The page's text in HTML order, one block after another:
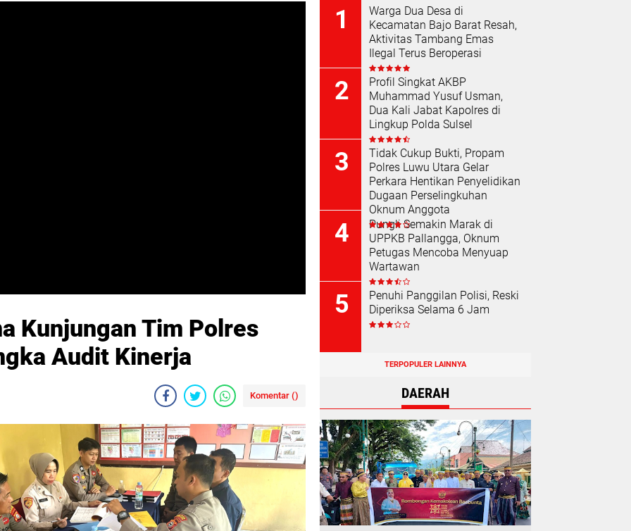
Kunjungan Tim Polres
Audit Kinerja
Komentar ()
Warga Dua Desa di
Kecamatan Bajo Barat Resah,
Aktivitas Tambang Emas
Ilegal Terus Beroperasi
Profil Singkat AKBP
Muhammad Yusuf Usman,
Dua Kali Jabat Kapolres di
Lingkup Polda Sulsel
Tidak Cukup Bukti, Propam
Polres Luwu Utara Gelar
Perkara Hentikan Penyelidikan
Dugaan Perselingkuhan
Oknum Anggota
Pungli Semakin Marak di
UPPKB Pallangga, Oknum
Petugas Mencoba Menyuap
Wartawan
Penuhi Panggilan Polisi, Reski
Diperiksa Selama 6 Jam
TERPOPULER LAINNYA
DAERAH